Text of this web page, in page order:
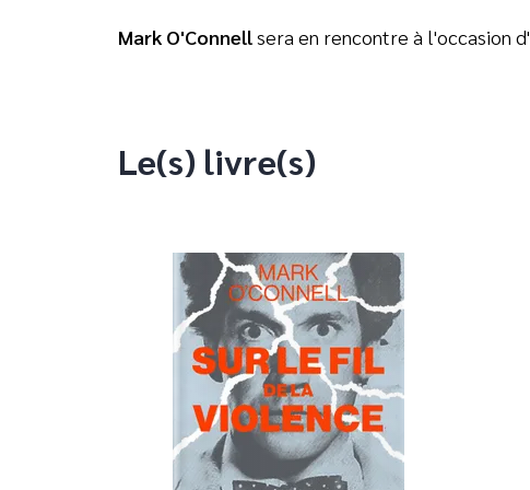
Mark O'Connellsera en rencontre à l'occasion d'
Le(s) livre(s)